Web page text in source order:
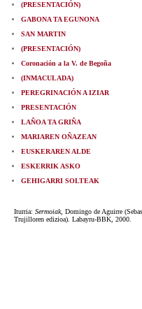
(PRESENTACIÓN)
GABONA TA EGUNONA
SAN MARTIN
(PRESENTACIÓN)
Coronación a la V. de Begoña
(INMACULADA)
PEREGRINACIÓN A IZIAR
PRESENTACIÓN
LAÑOA TA GRIÑA
MARIAREN OÑAZEAN
EUSKERAREN ALDE
ESKERRIK ASKO
GEHIGARRI SOLTEAK
Iturria: Sermoiak, Domingo de Aguirre
Trujilloren edizioa). Labayru-BBK, 2000.